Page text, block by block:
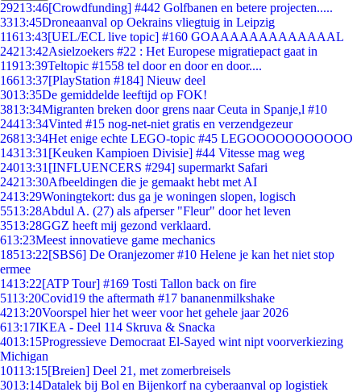
29213:46[Crowdfunding] #442 Golfbanen en betere projecten.....
3313:45Droneaanval op Oekrains vliegtuig in Leipzig
11613:43[UEL/ECL live topic] #160 GOAAAAAAAAAAAAAL
24213:42Asielzoekers #22 : Het Europese migratiepact gaat in
11913:39Teltopic #1558 tel door en door en door....
16613:37[PlayStation #184] Nieuw deel
3013:35De gemiddelde leeftijd op FOK!
3813:34Migranten breken door grens naar Ceuta in Spanje,l #10
24413:34Vinted #15 nog-net-niet gratis en verzendgezeur
26813:34Het enige echte LEGO-topic #45 LEGOOOOOOOOOOO
14313:31 [Keuken Kampioen Divisie] #44 Vitesse mag weg
24013:31 [INFLUENCERS #294] supermarkt Safari
24213:30Afbeeldingen die je gemaakt hebt met AI
2413:29Woningtekort: dus ga je woningen slopen, logisch
5513:28Abdul A. (27) als afperser "Fleur" door het leven
3513:28GGZ heeft mij gezond verklaard.
613:23Meest innovatieve game mechanics
18513:22[SBS6] De Oranjezomer #10 Helene je kan het niet stop
ermee
1413:22[ATP Tour] #169 Tosti Tallon back on fire
5113:20Covid19 the aftermath #17 bananenmilkshake
4213:20Voorspel hier het weer voor het gehele jaar 2026
613:17IKEA - Deel 114 Skruva & Snacka
4013:15Progressieve Democraat El-Sayed wint nipt voorverkiezing
Michigan
10113:15[Breien] Deel 21, met zomerbreisels
3013:14Datalek bij Bol en Bijenkorf na cyberaanval op logistiek